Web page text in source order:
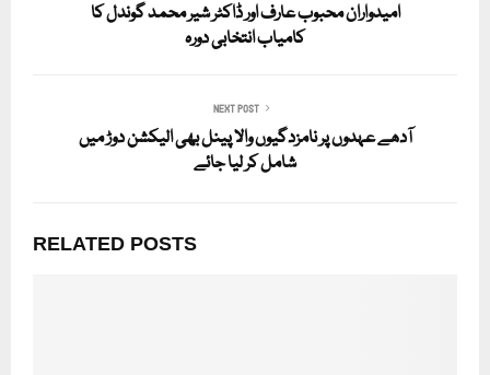
امیدواران محبوب عارف اور ڈاکٹر شیر محمد گوندل کا
کامیاب انتخابی دورہ
NEXT POST
آدھے عہدوں پر نامزدگیوں والا پینل بھی الیکشن دوڑ میں
شامل کر لیا جائے
RELATED POSTS